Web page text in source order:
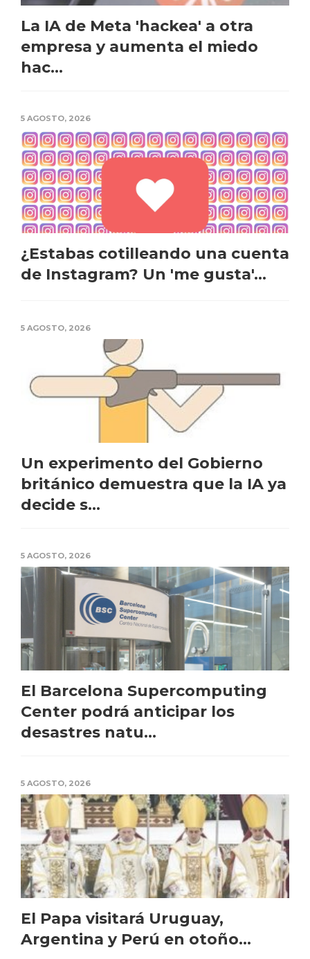
La IA de Meta 'hackea' a otra
empresa y aumenta el miedo
hac...
5 AGOSTO, 2026
¿Estabas cotilleando una cuenta
de Instagram? Un 'me gusta'...
5 AGOSTO, 2026
Un experimento del Gobierno
británico demuestra que la IA ya
decide s...
5 AGOSTO, 2026
El Barcelona Supercomputing
Center podrá anticipar los
desastres natu...
5 AGOSTO, 2026
El Papa visitará Uruguay,
Argentina y Perú en otoño...